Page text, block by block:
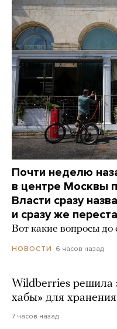
Почти неделю
в центре Москвы
Власти сразу
и сразу же
Вот какие вопросы до
НОВОСТИ 6 часов назад
Wildberries решила
хабы» для
7 часов назад